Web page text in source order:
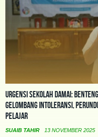
Urgensi Sekolah Damai:
Gelombang Intoleransi,
Pelajar
SUAIB TAHIR 13 NOVEMBER 2025